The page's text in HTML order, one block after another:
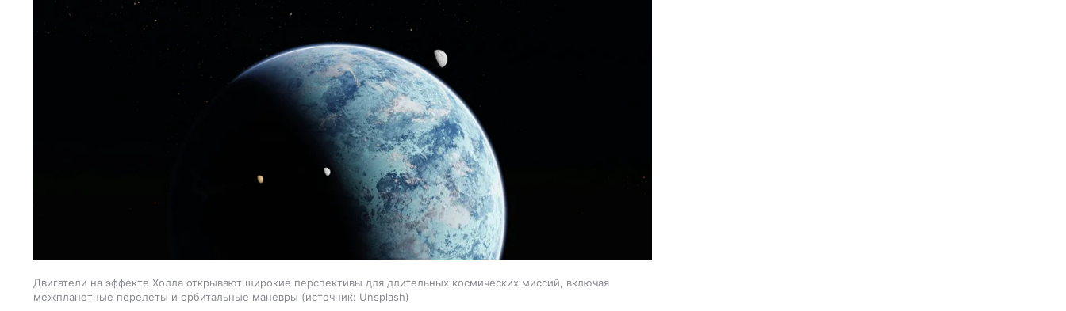
Двигатели на эффекте Холла открывают широкие перспективы для длительных космических миссий, включая
межпланетные перелеты и орбитальные маневры
источник: Unsplash